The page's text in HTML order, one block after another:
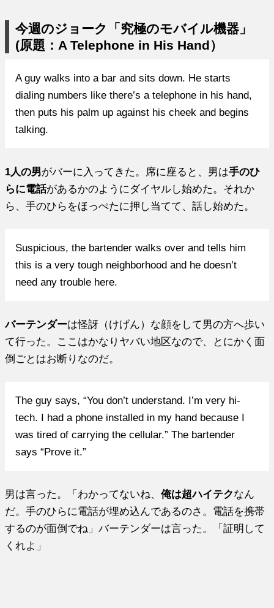
今週のジョーク「究極のモバイル機器」
(原題：A Telephone in His Hand）
A guy walks into a bar and sits down. He starts
dialing numbers like there’s a telephone in his hand,
then puts his palm up against his cheek and begins
talking.
1人の男がバーに入ってきた。席に座ると、男は手のひ
らに電話があるかのようにダイヤルし始めた。それか
ら、手のひらをほっぺたに押し当てて、話し始めた。
Suspicious, the bartender walks over and tells him
this is a very tough neighborhood and he doesn’t
need any trouble here.
バーテンダーは怪訝（けげん）な顔をして男の方へ歩い
て行った。ここはかなりヤバい地区なので、とにかく面
倒ごとはお断りなのだ。
The guy says, “You don’t understand. I’m very hi-
tech. I had a phone installed in my hand because I
was tired of carrying the cellular.” The bartender
says “Prove it.”
男は言った。「わかってないね、俺は超ハイテクなん
だ。手のひらに電話が埋め込んであるのさ。電話を携帯
するのが面倒でね」バーテンダーは言った。「証明して
くれよ」